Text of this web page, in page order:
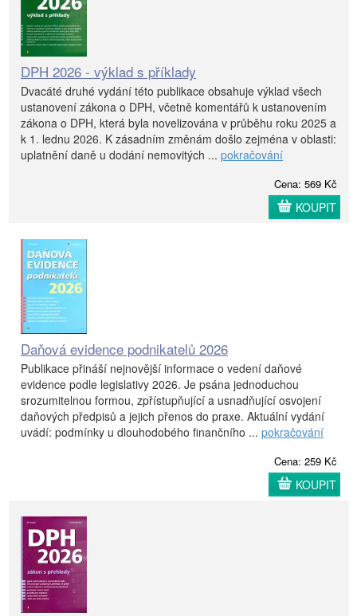
DPH 2026 - výklad s příklady
Dvacáté druhé vydání této publikace obsahuje výklad všech
ustanovení zákona o DPH, včetně komentářů k ustanovením
zákona o DPH, která byla novelizována v průběhu roku 2025 a
k 1. lednu 2026. K zásadním změnám došlo zejména v oblasti:
uplatnění daně u dodání nemovitých ... pokračování
Cena: 569 Kč
KOUPIT
Daňová evidence podnikatelů 2026
Publikace přináší nejnovější informace o vedení daňové
evidence podle legislativy 2026. Je psána jednoduchou
srozumitelnou formou, zpřístupňující a usnadňující osvojení
daňových předpisů a jejich přenos do praxe. Aktuální vydání
uvádí: podmínky u dlouhodobého finančního ... pokračování
Cena: 259 Kč
KOUPIT